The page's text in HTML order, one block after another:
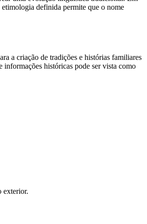
etimologia definida permite que o nome
a criação de tradições e histórias familiares
históricas pode ser vista como
exterior.